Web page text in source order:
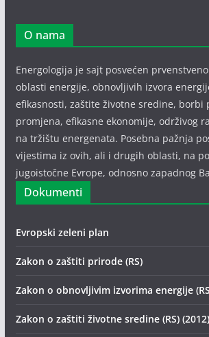
O nama
Energologija je sajt posvećen
oblasti energije, obnovljivih izvora
efikasnosti, zaštite životne sredine, borbi
promjena, efikasne ekonomije, održivog
na tržištu energenata. Posebna pažnja
vijestima iz ovih, ali i drugih oblasti, na
jugoistočne Evrope, odnosno zapadnog
Dokumenti
Evropski zeleni plan
Zakon o zaštiti prirode (RS)
Zakon o obnovljivim izvorima energije
Zakon o zaštiti životne sredine (RS) (2012)